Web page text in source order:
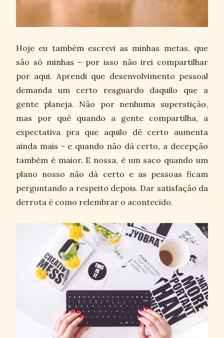
Hoje eu também escrevi as minhas metas, que
são só minhas - por isso não irei compartilhar
por aqui. Aprendi que desenvolvimento pessoal
demanda um certo resguardo daquilo que a
gente planeja. Não por nenhuma superstição,
mas por quê quando a gente compartilha, a
expectativa pra que aquilo dê certo aumenta
ainda mais - e quando não dá certo, a decepção
também é maior. E nossa, é um saco quando um
plano nosso não dá certo e as pessoas ficam
perguntando a respeito depois. Dar satisfação da
derrota é como relembrar o acontecido.